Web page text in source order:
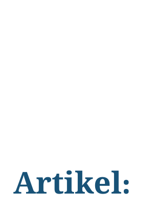
Artikel: